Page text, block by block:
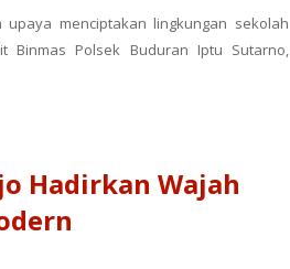
upaya menciptakan lingkungan sekolah
Binmas Polsek Buduran Iptu Sutarno,
Hadirkan Wajah